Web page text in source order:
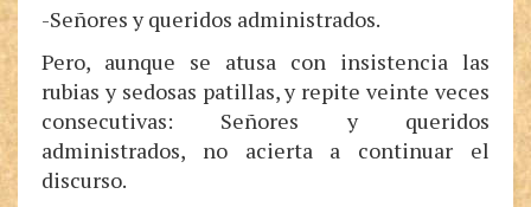
-Señores y queridos administrados.
Pero, aunque se atusa con insistencia las
rubias y sedosas patillas, y repite veinte veces
consecutivas: Señores y queridos
administrados, no acierta a continuar el
discurso.